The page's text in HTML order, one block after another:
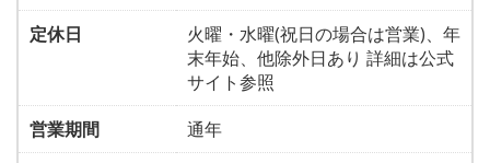
定休日
火曜・水曜(祝日の場合は営業)、年
末年始、他除外日あり 詳細は公式
サイト参照
営業期間
通年